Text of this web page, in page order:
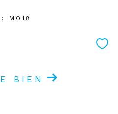
: MO18
BIEN